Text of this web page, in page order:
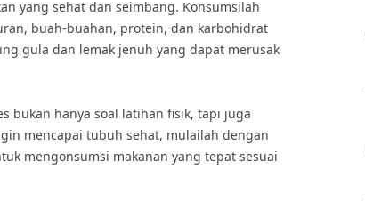
yang sehat dan seimbang. Konsumsilah
buah-buahan, protein, dan karbohidrat
gula dan lemak jenuh yang dapat merusak
bukan hanya soal latihan fisik, tapi juga
mencapai tubuh sehat, mulailah dengan
mengonsumsi makanan yang tepat sesuai